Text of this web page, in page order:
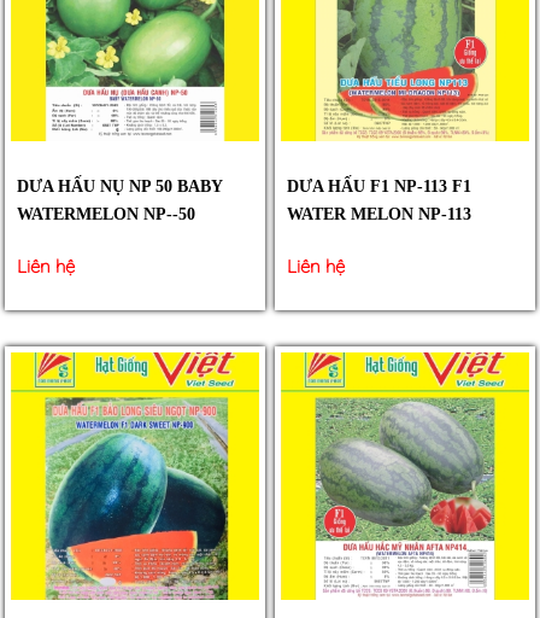
DƯA HẤU NỤ NP 50 BABY
WATERMELON NP--50
Liên hệ
DƯA HẤU F1 NP-113 F1
WATER MELON NP-113
Liên hệ